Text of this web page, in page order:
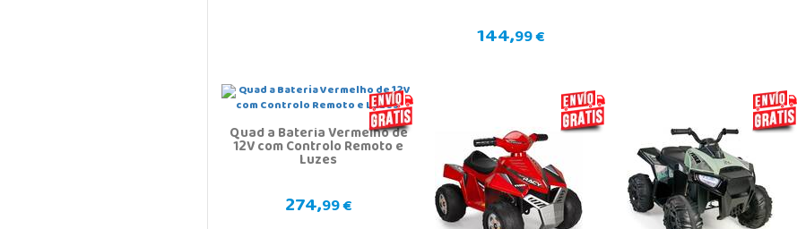
144,99 €
Quad a Bateria Vermelho de
12V com Controlo Remoto e
Luzes
274,99 €